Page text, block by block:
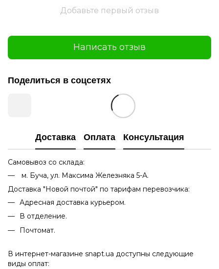
Добавьте первый отзыв
Написать отзыв
Поделиться в соцсетях
Доставка Оплата Консультация
Самовывоз со склада:
м. Буча, ул. Максима Железняка 5-А.
Доставка "Новой почтой" по тарифам перевозчика:
Адресная доставка курьером.
В отделение.
Почтомат.
В интернет-магазине snapt.ua доступны следующие
виды оплат: